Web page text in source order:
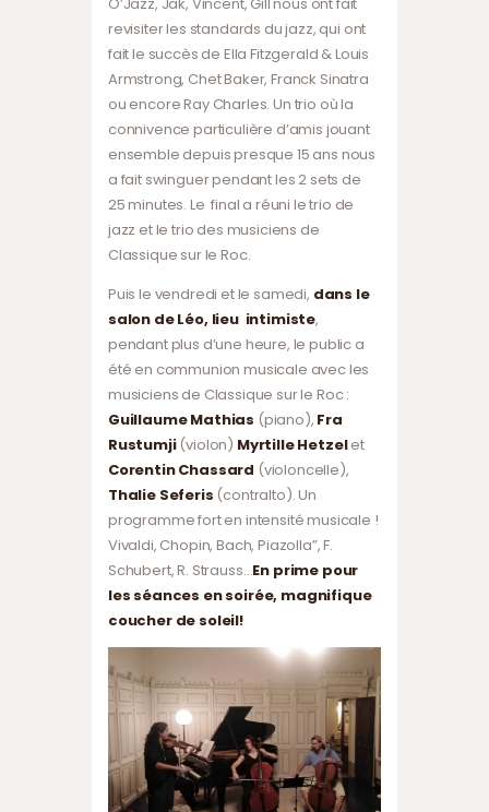
revisiter les standards du jazz, qui ont
fait le succès de Ella Fitzgerald & Louis
Armstrong, Chet Baker, Franck Sinatra
ou encore Ray Charles. Un trio où la
connivence particulière d’amis jouant
ensemble depuis presque 15 ans nous
a fait swinguer pendant les 2 sets de
25 minutes. Le final a réuni le trio de
jazz et le trio des musiciens de
Classique sur le Roc.
Puis le vendredi et le samedi, dans le
salon de Léo, lieu intimiste,
pendant plus d’une heure, le public a
été en communion musicale avec les
musiciens de Classique sur le Roc :
Guillaume Mathias (piano), Fra
Rustumji(violon) MyrtilleHetzelet
CorentinChassard (violoncelle),
Thalie Seferis (contralto). Un
programme fort en intensité musicale !
Vivaldi, Chopin, Bach, Piazolla”, F.
Schubert, R. Strauss…En prime pour
les séances en soirée, magnifique
coucher de soleil!